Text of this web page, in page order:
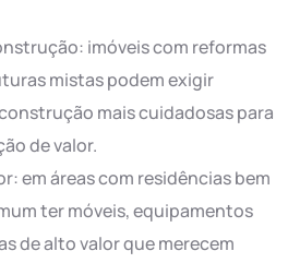
imóveis com reformas
mistas podem exigir
mais cuidadosas para
de valor.
em áreas com residências bem
ter móveis, equipamentos
de alto valor que merecem